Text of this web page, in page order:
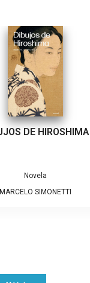
DE HIROSHIMA
Novela
MARCELO SIMONETTI